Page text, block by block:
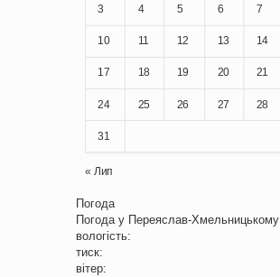
3 4 5 6 7
10 11 12 13 14
17 18 19 20 21
24 25 26 27 28
31
« Лип
Погода
Погода у Переяслав-Хмельницькому
вологість:
тиск:
вітер: